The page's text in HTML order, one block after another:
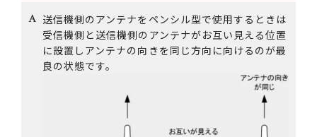
送信機側のアンテナをペンシル型で使用するときは
受信機側と送信機側のアンテナがお互い見える位置
に設置しアンテナの向きを同じ方向に向けるのが最
良の状態です。